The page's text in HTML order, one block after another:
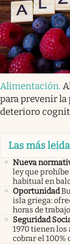
Alimentación.
para prevenir la
deterioro
Las más
Nueva
ley que
habitual en
Oportunidad
isla griega:
horas de
Seguridad
1970 tienen los
cobrar el 100%